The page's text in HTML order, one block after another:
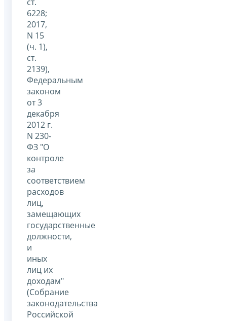
6228;
2017,
N 15
(ч. 1),
ст.
2139),
Федеральным
законом
от 3
декабря
2012 г.
N 230-
ФЗ "О
контроле
за
соответствием
расходов
лиц,
замещающих
государственные
должности,
и
иных
лиц их
доходам"
(Собрание
законодательства
Российской